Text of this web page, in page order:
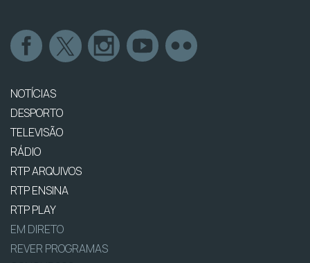
NOTÍCIAS
DESPORTO
TELEVISÃO
RÁDIO
RTP ARQUIVOS
RTP ENSINA
RTP PLAY
EM DIRETO
REVER PROGRAMAS